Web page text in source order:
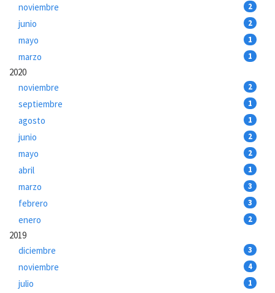
noviembre
2
junio 2
mayo 1
marzo 1
2020
noviembre
2
septiembre 1
agosto 1
junio 2
mayo 2
abril 1
marzo 3
febrero 3
enero 2
2019
diciembre
3
noviembre 4
julio 1